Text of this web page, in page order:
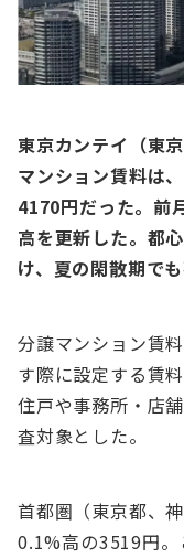
東京カンテイ（東
マンション賃料は
4170円だった。前
⾼を更新した。都
け、夏の閑散期で
分譲マンション賃
す際に設定する賃
住⼾や事務所・店
査対象とした。
⾸都圏（東京都、
0.1%⾼の3519円